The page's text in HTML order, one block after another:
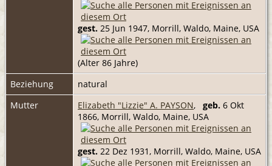
gest. 25 Jun 1947, Morrill, Waldo, Maine, USA
(Alter 86 Jahre)
Beziehung
natural
Mutter
Elizabeth "Lizzie" A. PAYSON, geb. 6 Okt
1866, Morrill, Waldo, Maine, USA
gest. 22 Dez 1931, Morrill, Waldo, Maine, USA